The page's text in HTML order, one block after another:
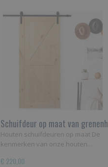
Schuifdeur op maat van
Houten schuifdeuren op maat De
kenmerken van onze houten…
€ 220,00